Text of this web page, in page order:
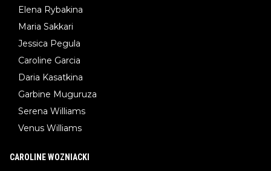
Elena Rybakina
Maria Sakkari
Jessica Pegula
Caroline Garcia
Daria Kasatkina
Garbine Muguruza
Serena Williams
Venus Williams
CAROLINE WOZNIACKI